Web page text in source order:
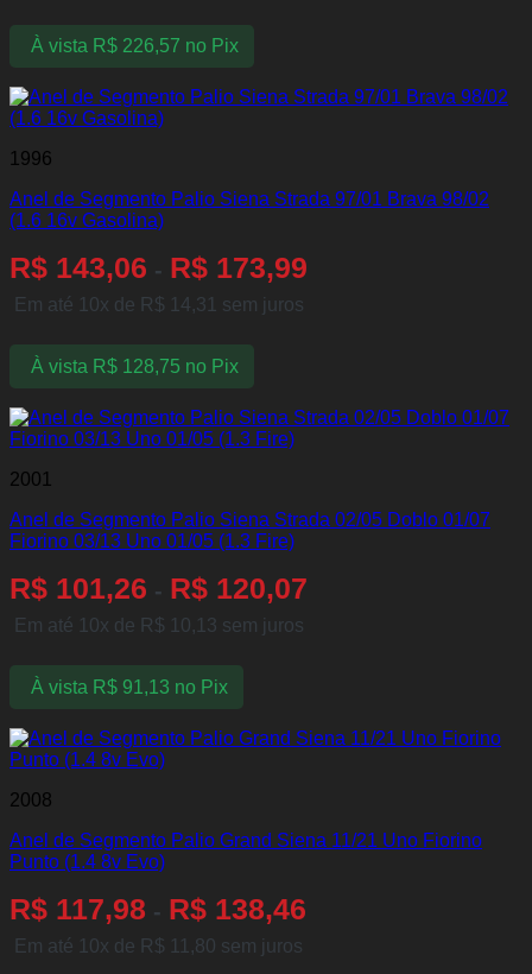
À vista R$226,57 no Pix
1996
Anel de Segmento Palio Siena Strada 97/01 Brava 98/02
(1.6 16v Gasolina)
R$ 143,06 - R$ 173,99
Em até 10x de R$ 14,31 sem juros
À vista R$128,75 no Pix
2001
Anel de Segmento Palio Siena Strada 02/05 Doblo 01/07
Fiorino 03/13 Uno 01/05 (1.3 Fire)
R$ 101,26 - R$ 120,07
Em até 10x de R$ 10,13 sem juros
À vista R$91,13 no Pix
2008
Anel de Segmento Palio Grand Siena 11/21 Uno Fiorino
Punto (1.4 8v Evo)
R$ 117,98 - R$ 138,46
Em até 10x de R$ 11,80 sem juros